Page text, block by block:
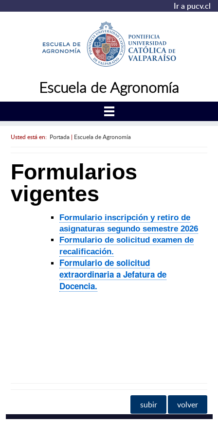
Ir a pucv.cl
Escuela de Agronomía
Usted está en: Portada| Escuela de Agronomía
Formularios
vigentes
Formulario inscripción y retiro de
asignaturas segundo semestre 2026
Formulario de solicitud examen de
recalificación.
Formulario de solicitud
extraordinaria a Jefatura de
Docencia.
subir volver